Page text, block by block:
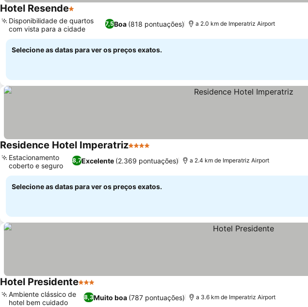
Hotel Resende1 Estrelas
7,5Boa (818 pontuações)
Disponibilidade de quartos
com vista para a cidade
a 2.0 km de Imperatriz Airport
Selecione as datas para ver os preços exatos.
Residence Hotel Imperatriz4 Estrelas
8,7Excelente (2.369 pontuações)
Estacionamento
coberto e seguro
a 2.4 km de Imperatriz Airport
Selecione as datas para ver os preços exatos.
Hotel Presidente3 Estrelas
8,3Muito boa (787 pontuações)
Ambiente clássico de
hotel bem cuidado
a 3.6 km de Imperatriz Airport